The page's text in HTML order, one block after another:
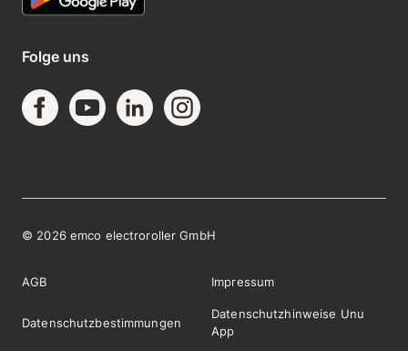
Folge uns
© 2026 emco electroroller GmbH
AGB Impressum
Datenschutzbestimmungen
Datenschutzhinweise Unu
App